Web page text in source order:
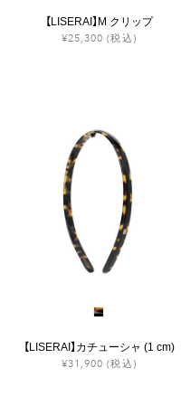
【LISERAI】M クリップ
¥25,300 (税込)
【LISERAI】カチューシャ (1 cm)
¥31,900 (税込)